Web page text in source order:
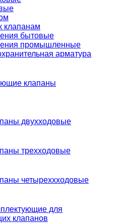
клапанам
бытовые
промышленные
арматура
клапаны
двухходовые
трехходовые
четыреххходовые
для
клапанов